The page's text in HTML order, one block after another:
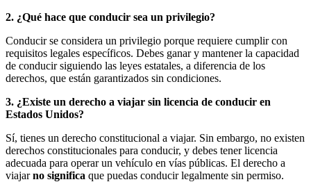
2. ¿Qué hace que conducir sea un privilegio?
Conducir se considera un privilegio porque requiere cumplir con
requisitos legales específicos. Debes ganar y mantener la capacidad
de conducir siguiendo las leyes estatales, a diferencia de los
derechos, que están garantizados sin condiciones.
3. ¿Existe un derecho a viajar sin licencia de conducir en
Estados Unidos?
Sí, tienes un derecho constitucional a viajar. Sin embargo, no existen
derechos constitucionales para conducir, y debes tener licencia
adecuada para operar un vehículo en vías públicas. El derecho a
viajarno significa que puedas conducir legalmente sin permiso.